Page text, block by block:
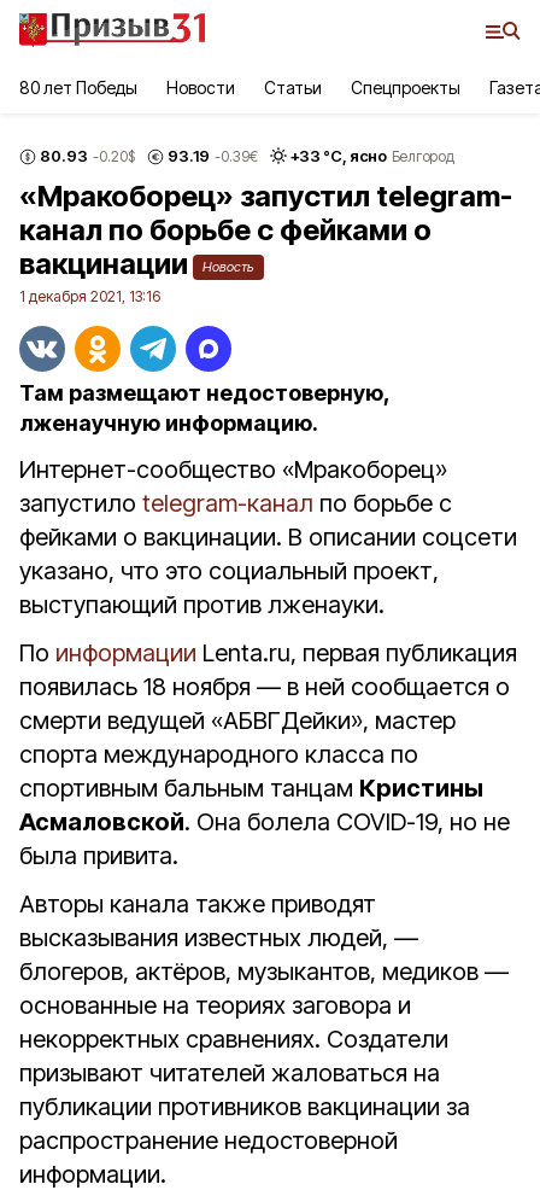
80 лет Победы Новости Статьи Спецпроекты
80.93 -0.20$ 93.19 -0.39€ +33 °С, ясно Белгород
«Мракоборец» запустил telegram-
канал по борьбе с фейками о
вакцинации
Новость
1 декабря 2021, 13:16
Там размещают недостоверную,
лженаучную информацию.
Интернет-сообщество «Мракоборец»
запустило telegram-канал по борьбе с
фейками о вакцинации. В описании соцсети
указано, что это социальный проект,
выступающий против лженауки.
По информации Lenta.ru, первая публикация
появилась 18 ноября — в ней сообщается о
смерти ведущей «АБВГДейки», мастер
спорта международного класса по
спортивным бальным танцам Кристины
Асмаловской. Она болела COVID-19, но не
была привита.
Авторы канала также приводят
высказывания известных людей, —
блогеров, актёров, музыкантов, медиков —
основанные на теориях заговора и
некорректных сравнениях. Создатели
призывают читателей жаловаться на
публикации противников вакцинации за
распространение недостоверной
информации.